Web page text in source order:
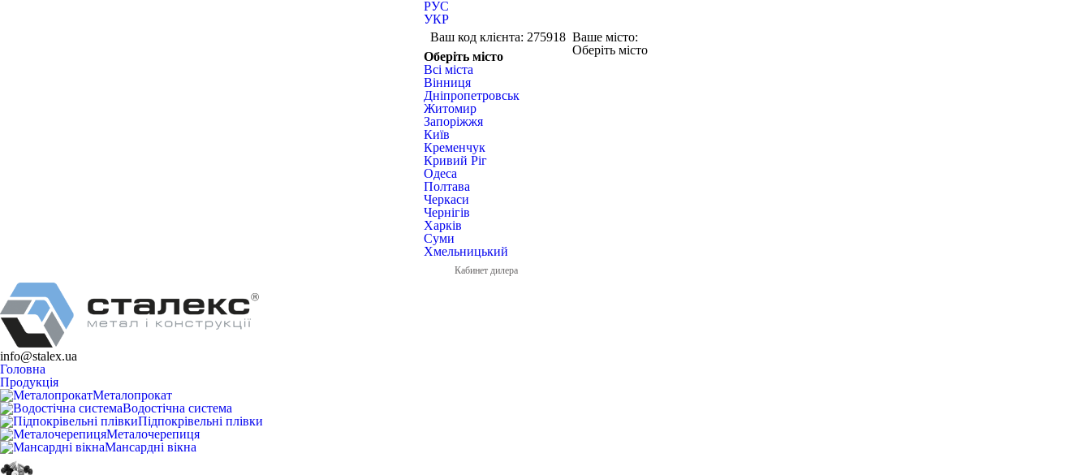
РУС
УКР
Ваш код клієнта: 275918 Ваше місто:
Оберіть місто
Оберіть місто
Всі міста
Вінниця
Дніпропетровськ
Житомир
Запоріжжя
Київ
Кременчук
Кривий Ріг
Одеса
Полтава
Черкаси
Чернігів
Харків
Суми
Хмельницький
Кабинет дилера
info@stalex.ua
Головна
Продукція
Металопрокат
Водостічна система
Підпокрівельні плівки
Металочерепиця
Мансардні вікна